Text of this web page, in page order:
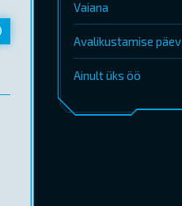
Vaiana
Avalikustamise päev
Ainult üks öö